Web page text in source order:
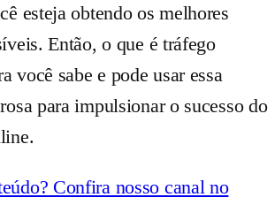
esteja obtendo os melhores
Então, o que é tráfego
você sabe e pode usar essa
para impulsionar o sucesso do
Confira nosso canal no